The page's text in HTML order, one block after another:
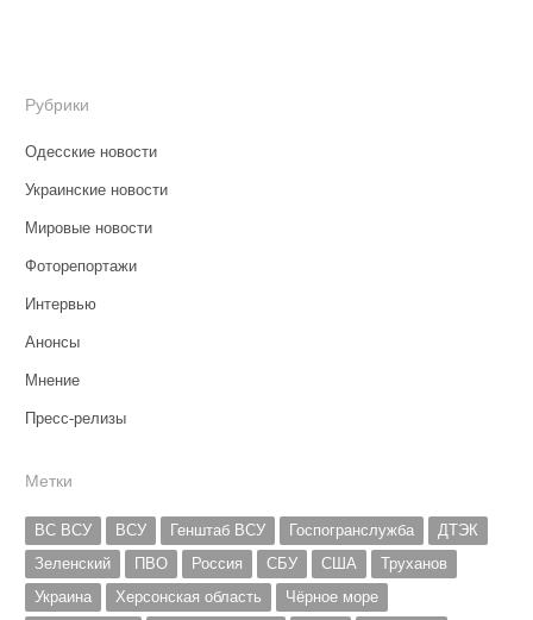
Рубрики
Одесские новости
Украинские новости
Мировые новости
Фоторепортажи
Интервью
Анонсы
Мнение
Пресс-релизы
Метки
ВС ВСУ ВСУ Генштаб ВСУ Госпогранслужба
ДТЭК
Зеленский
ПВО Россия СБУ США
Труханов
Украина
Херсонская область
Чёрное море